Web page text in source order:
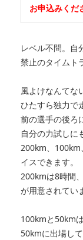
お申込みくだ
レベル不問。自
禁止のタイムト
風よけなんてな
ひたすら独力で
前の選手の後ろ
自分の力試しに
200km、100km
イスできます。
200kmは8時間
が用意されてい
100kmと50km
50kmに出場し